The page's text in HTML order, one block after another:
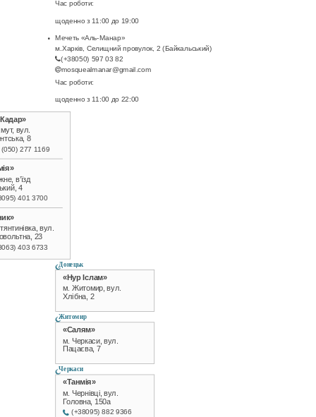
у
л
е
й
о
в
Час роботи:
щоденно з 11:00 до 19:00
Мечеть «Аль-Манар»
м.Харків, Селищний провулок, 2 (Байкальський)
(+38050) 597 03 82
mosquealmanar@gmail.com
Час роботи:
щоденно з 11:00 до 22:00
вул.
8
(050) 277 1169
в’їзд
4
401 3700
вул.
23
403 6733
Донецьк
«Нур Іслам»
м. Житомир, вул.
Хлібна, 2
Житомир
«Салям»
м. Черкаси, вул.
Пацаєва, 7
Черкаси
«Танмія»
м. Чернівці, вул.
Головна, 150а
(+38095) 882 9366